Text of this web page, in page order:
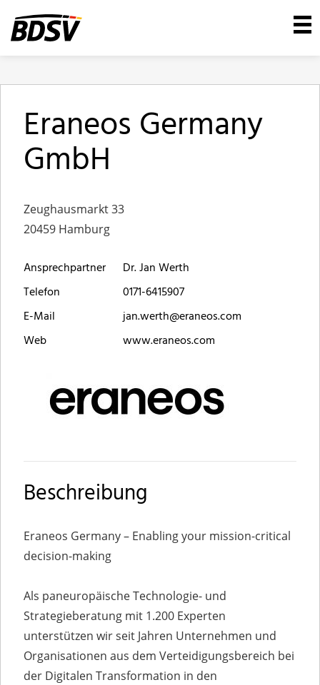
Eraneos Germany
GmbH
Zeughausmarkt 33
20459 Hamburg
Ansprechpartner
Dr. Jan Werth
Telefon
0171-6415907
E-Mail
jan.werth@eraneos.com
Web
www.eraneos.com
Beschreibung
Eraneos Germany – Enabling your mission-critical
decision-making
Als paneuropäische Technologie- und
Strategieberatung mit 1.200 Experten
unterstützen wir seit Jahren Unternehmen und
Organisationen aus dem Verteidigungsbereich bei
der Digitalen Transformation in den